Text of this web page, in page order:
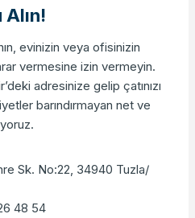
evinizin veya ofisinizin
vermesine izin vermeyin.
adresinize gelip çatınızı
barındırmayan net ve
Sk. No:22, 34940 Tuzla/
48 54